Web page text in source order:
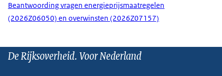
Beantwoording vragen energieprijsmaatregelen
(2026Z06050) en overwinsten (2026Z07157)
De Rijksoverheid. Voor Nederland